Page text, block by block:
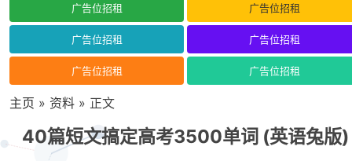
广告位招租 广告位招租
广告位招租 广告位招租
广告位招租 广告位招租
主页 » 资料 » 正文
40篇短文搞定高考3500单词 (英语兔版)